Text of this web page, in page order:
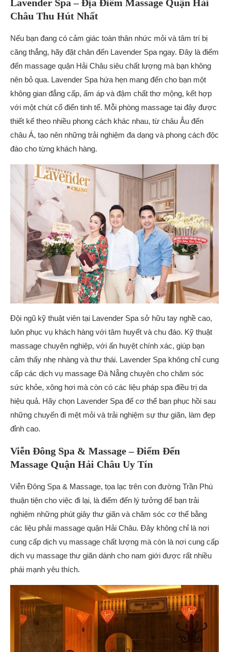
Lavender Spa – Địa Điểm Massage Quận Hải
Châu Thu Hút Nhất
Nếu bạn đang có cảm giác toàn thân nhức mỏi và tâm trí bị
căng thẳng, hãy đặt chân đến Lavender Spa ngay. Đây là điểm
đến massage quận Hải Châu siêu chất lượng mà bạn không
nên bỏ qua. Lavender Spa hứa hẹn mang đến cho bạn một
không gian đẳng cấp, ấm áp và đậm chất thơ mộng, kết hợp
với một chút cổ điển tinh tế. Mỗi phòng massage tại đây được
thiết kế theo nhiều phong cách khác nhau, từ châu Âu đến
châu Á, tạo nên những trải nghiệm đa dạng và phong cách độc
đáo cho từng khách hàng.
Đội ngũ kỹ thuật viên tại Lavender Spa sở hữu tay nghề cao,
luôn phục vụ khách hàng với tâm huyết và chu đáo. Kỹ thuật
massage chuyên nghiệp, với ấn huyệt chính xác, giúp bạn
cảm thấy nhẹ nhàng và thư thái. Lavender Spa không chỉ cung
cấp các dịch vụ massage Đà Nẵng chuyên cho chăm sóc
sức khỏe, xông hơi mà còn có các liệu pháp spa điều trị da
hiệu quả. Hãy chọn Lavender Spa để cơ thể bạn phục hồi sau
những chuyến đi mệt mỏi và trải nghiệm sự thư giãn, làm đẹp
đỉnh cao.
Viễn Đông Spa & Massage – Điểm Đến
Massage Quận Hải Châu Uy Tín
Viễn Đông Spa & Massage, tọa lạc trên con đường Trần Phú
thuận tiện cho việc đi lại, là điểm đến lý tưởng để bạn trải
nghiệm những phút giây thư giãn và chăm sóc cơ thể bằng
các liệu phải massage quận Hải Châu. Đây không chỉ là nơi
cung cấp dịch vụ massage chất lượng mà còn là nơi cung cấp
dịch vụ massage thư giãn dành cho nam giới được rất nhiều
phái mạnh yêu thích.